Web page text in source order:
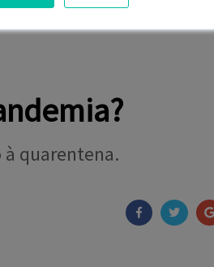
FALE CONOSCO CLUBE DE SERVIÇOS
à quarentena.